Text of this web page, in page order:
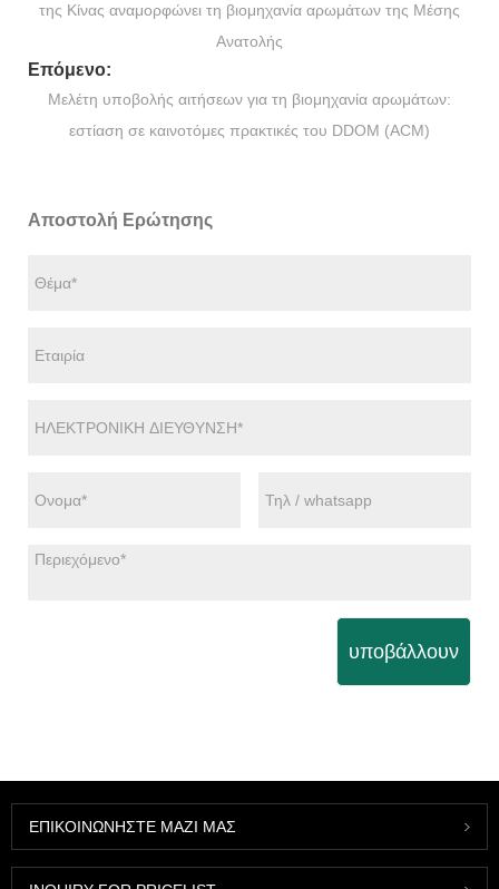
της Κίνας αναμορφώνει τη βιομηχανία αρωμάτων της Μέσης
Ανατολής
Επόμενο:
Μελέτη υποβολής αιτήσεων για τη βιομηχανία αρωμάτων:
εστίαση σε καινοτόμες πρακτικές του DDOM (ACM)
Αποστολή Ερώτησης
υποβάλλουν
ΕΠΙΚΟΙΝΩΝΉΣΤΕ ΜΑΖΊ ΜΑΣ